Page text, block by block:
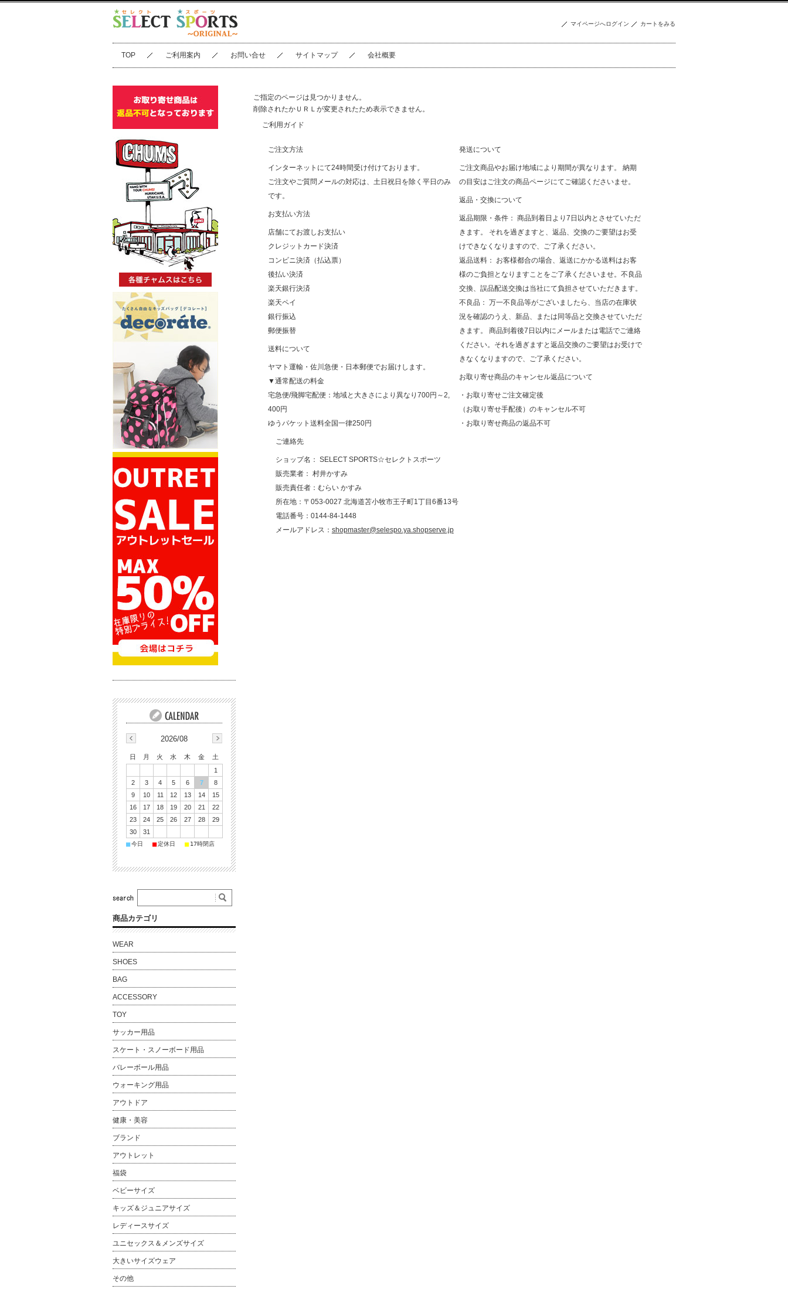
マイページへログイン カートをみる
TOP ご利用案内 お問い合せ サイトマップ 会社概要
ご指定のページは見つかりません。
削除されたかＵＲＬが変更されたため表示できません。
ご利用ガイド
ご注文方法
インターネットにて24時間受け付けております。
ご注文やご質問メールの対応は、土日祝日を除く平日のみ
です。
お支払い方法
店舗にてお渡しお支払い
クレジットカード決済
コンビニ決済（払込票）
後払い決済
楽天銀行決済
楽天ペイ
銀行振込
郵便振替
送料について
ヤマト運輸・佐川急便・日本郵便でお届けします。
▼通常配送の料金
宅急便/飛脚宅配便：地域と大きさにより異なり700円～2,
400円
ゆうパケット送料全国一律250円
発送について
ご注文商品やお届け地域により期間が異なります。 納期
の目安はご注文の商品ページにてご確認くださいませ。
返品・交換について
返品期限・条件： 商品到着日より7日以内とさせていただ
きます。 それを過ぎますと、返品、交換のご要望はお受
けできなくなりますので、ご了承ください。
返品送料： お客様都合の場合、返送にかかる送料はお客
様のご負担となりますことをご了承くださいませ。不良品
交換、誤品配送交換は当社にて負担させていただきます。
不良品： 万一不良品等がございましたら、当店の在庫状
況を確認のうえ、新品、または同等品と交換させていただ
きます。 商品到着後7日以内にメールまたは電話でご連絡
ください。それを過ぎますと返品交換のご要望はお受けで
きなくなりますので、ご了承ください。
お取り寄せ商品のキャンセル返品について
・お取り寄せご注文確定後
（お取り寄せ手配後）のキャンセル不可
・お取り寄せ商品の返品不可
ご連絡先
ショップ名： SELECT SPORTS☆セレクトスポーツ
販売業者： 村井かすみ
販売責任者：むらい かすみ
所在地：〒053-0027 北海道苫小牧市王子町1丁目6番13号
電話番号：0144-84-1448
メールアドレス： shopmaster@selespo.ya.shopserve.jp
2026/08
日 月 火 水 木 金
土
1
2
3 4 5 6 7
8
9
10 11 12 13 14
15
16
17 18 19 20 21
22
23
24 25 26 27 28
29
30
31
■今日 ■定休日 ■ 17時閉店
商品カテゴリ
WEAR
SHOES
BAG
ACCESSORY
TOY
サッカー用品
スケート・スノーボード用品
バレーボール用品
ウォーキング用品
アウトドア
健康・美容
ブランド
アウトレット
福袋
ベビーサイズ
キッズ＆ジュニアサイズ
レディースサイズ
ユニセックス＆メンズサイズ
大きいサイズウェア
その他